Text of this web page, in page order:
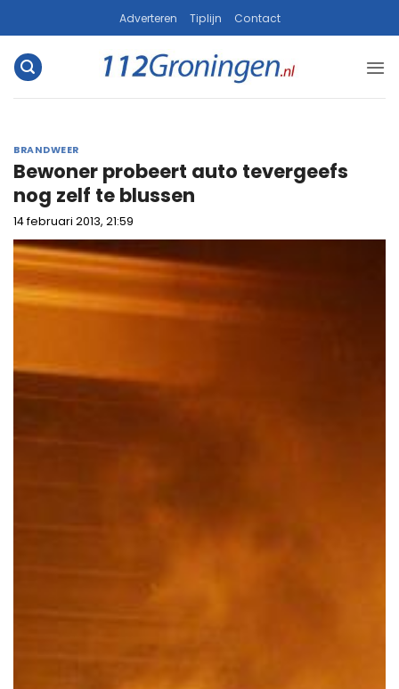
naar
inhoud
Adverteren Tiplijn Contact
BRANDWEER
Bewoner probeert auto tevergeefs
nog zelf te blussen
14 februari 2013, 21:59